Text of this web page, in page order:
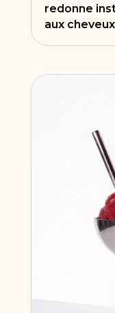
redonne
aux cheveux